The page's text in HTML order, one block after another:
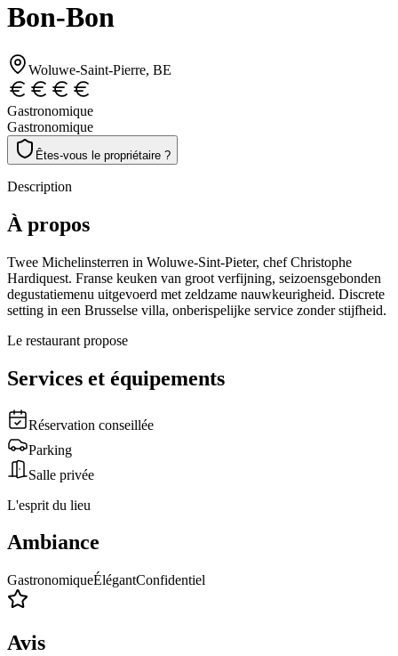
Bon-Bon
Woluwe-Saint-Pierre, BE
Gastronomique
Gastronomique
Êtes-vous le propriétaire ?
Description
À propos
Twee Michelinsterren in Woluwe-Sint-Pieter, chef Christophe
Hardiquest. Franse keuken van groot verfijning, seizoensgebonden
degustatiemenu uitgevoerd met zeldzame nauwkeurigheid. Discrete
setting in een Brusselse villa, onberispelijke service zonder stijfheid.
Le restaurant propose
Services et équipements
Réservation conseillée
Parking
Salle privée
L'esprit du lieu
Ambiance
GastronomiqueÉlégantConfidentiel
Avis